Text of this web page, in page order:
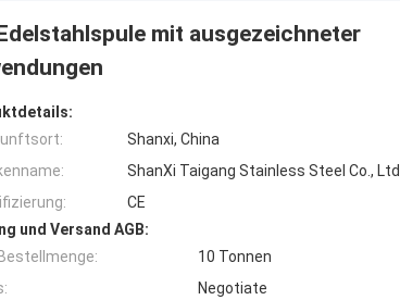
mit ausgezeichneter
Shanxi, China
ShanXi Taigang Stainless Steel Co., Ltd.
CE
und Versand AGB:
10 Tonnen
Negotiate